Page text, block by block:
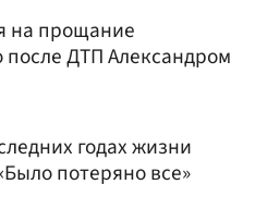
на прощание
ДТП Александром
годах жизни
потеряно все»